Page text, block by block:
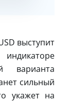
выступит
варианта
сильный
укажет на